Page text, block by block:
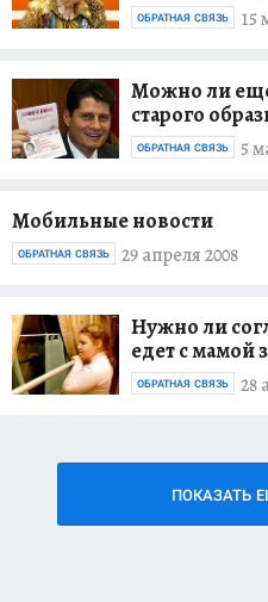
15
ОБРАТНАЯ СВЯЗЬ
Можно ли
старого
5
ОБРАТНАЯ СВЯЗЬ
Мобильные новости
29 апреля 2008
ОБРАТНАЯ СВЯЗЬ
Нужно ли
едет с мамой
28
ОБРАТНАЯ СВЯЗЬ
ПОКАЗАТЬ